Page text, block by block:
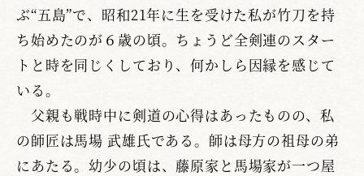
ぶ“五島”で、昭和21年に生を受けた私が竹刀を持
ち始めたのが６歳の頃。ちょうど全剣連のスター
トと時を同じくしており、何かしら因縁を感じて
いる。
父親も戦時中に剣道の心得はあったものの、私
の師匠は馬場 武雄氏である。師は母方の祖母の弟
にあたる。幼少の頃は、藤原家と馬場家が一つ屋